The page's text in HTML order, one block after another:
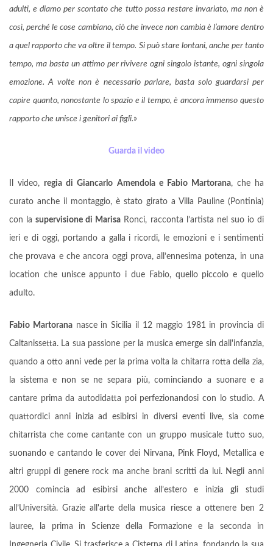
adulti, e diamo per scontato che tutto possa restare invariato, ma non è
così, perché le cose cambiano, ciò che invece non cambia è l’amore dentro
a quel rapporto che va oltre il tempo. Si può stare lontani, anche per tanto
tempo, ma basta un attimo per rivivere ogni singolo istante, ogni singola
emozione. A volte non è necessario parlare, basta solo guardarsi per
capire quanto, nonostante lo spazio e il tempo, è ancora immenso questo
rapporto che unisce i genitori ai figli.»
Guarda il video
Il video,regia di Giancarlo Amendola e Fabio Martorana, che ha
curato anche il montaggio, è stato girato a Villa Pauline (Pontinia)
con lasupervisione di Marisa Ronci, racconta l’artista nel suo io di
ieri e di oggi, portando a galla i ricordi, le emozioni e i sentimenti
che provava e che ancora oggi prova, all’ennesima potenza, in una
location che unisce appunto i due Fabio, quello piccolo e quello
adulto.
Fabio Martorananasce in Sicilia il 12 maggio 1981 in provincia di
Caltanissetta. La sua passione per la musica emerge sin dall'infanzia,
quando a otto anni vede per la prima volta la chitarra rotta della zia,
la sistema e non se ne separa più, cominciando a suonare e a
cantare prima da autodidatta poi perfezionandosi con lo studio. A
quattordici anni inizia ad esibirsi in diversi eventi live, sia come
chitarrista che come cantante con un gruppo musicale tutto suo,
suonando e cantando le cover dei Nirvana, Pink Floyd, Metallica e
altri gruppi di genere rock ma anche brani scritti da lui. Negli anni
2000 comincia ad esibirsi anche all’estero e inizia gli studi
all’Università. Grazie all'arte della musica riesce a ottenere ben 2
lauree, la prima in Scienze della Formazione e la seconda in